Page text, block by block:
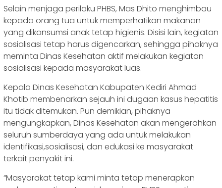
Selain menjaga perilaku PHBS, Mas Dhito menghimbau
kepada orang tua untuk memperhatikan makanan
yang dikonsumsi anak tetap higienis. Disisi lain, kegiatan
sosialisasi tetap harus digencarkan, sehingga pihaknya
meminta Dinas Kesehatan aktif melakukan kegiatan
sosialisasi kepada masyarakat luas.
Kepala Dinas Kesehatan Kabupaten Kediri Ahmad
Khotib membenarkan sejauh ini dugaan kasus hepatitis
itu tidak ditemukan. Pun demikian, pihaknya
mengungkapkan, Dinas Kesehatan akan mengerahkan
seluruh sumberdaya yang ada untuk melakukan
identifikasi,sosialisasi, dan edukasi ke masyarakat
terkait penyakit ini.
“Masyarakat tetap kami minta tetap menerapkan